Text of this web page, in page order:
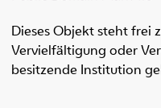
Dieses Objekt steht frei
Vervielfältigung oder
besitzende Institution